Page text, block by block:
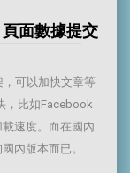
面數據提交
可以加快文章等
，比如Facebook
速度。而在國內
內版本而已。